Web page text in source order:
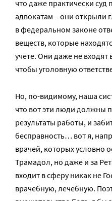
что даже практически
адвокатам – они открыли
в федеральном законе
веществ, которые
учете. Они даже не
чтобы уголовную
Но, по-видимому, наша
что вот эти люди должны
результаты работы, и
бесправность… вот я,
врачей, которых условно
Трамадол, но даже и за
входит в сферу никак не
врачебную, лечебную.